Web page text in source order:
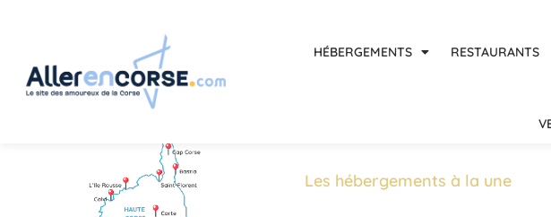
HÉBERGEMENTS RESTAURANTS
Les hébergements à la une